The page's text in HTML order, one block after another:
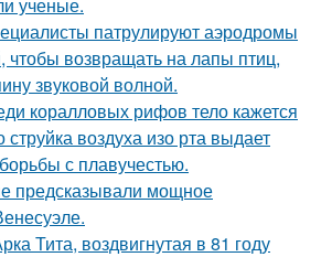
ученые.
патрулируют аэродромы
чтобы возвращать на лапы птиц,
звуковой волной.
коралловых рифов тело кажется
воздуха изо рта выдает
с плавучестью.
предсказывали мощное
Тита, воздвигнутая в 81 году